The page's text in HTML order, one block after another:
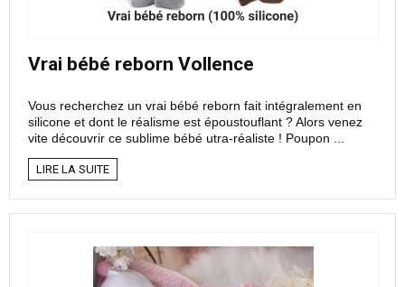
Vrai bébé reborn Vollence
Vous recherchez un vrai bébé reborn fait intégralement en
silicone et dont le réalisme est époustouflant ? Alors venez
vite découvrir ce sublime bébé utra-réaliste ! Poupon ...
LIRE LA SUITE